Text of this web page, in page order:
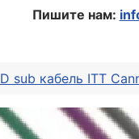
Пишите нам:
D sub кабель ITT